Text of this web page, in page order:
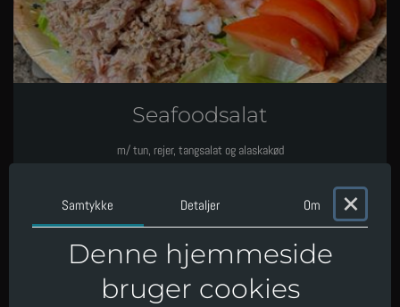
Seafoodsalat
m/ tun, rejer, tangsalat og alaskakød
140,- kr. ×
Samtykke Detaljer Om
Denne hjemmeside
bruger cookies